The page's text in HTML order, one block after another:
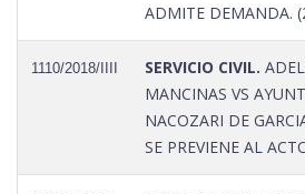
ADMITE DEMANDA.
1110/2018/IIII SERVICIO CIVIL.
MANCINAS VS
NACOZARI DE
SE PREVIENE AL